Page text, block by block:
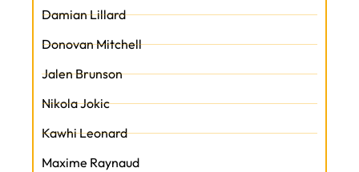
Damian Lillard
Donovan Mitchell
Jalen Brunson
Nikola Jokic
Kawhi Leonard
Maxime Raynaud